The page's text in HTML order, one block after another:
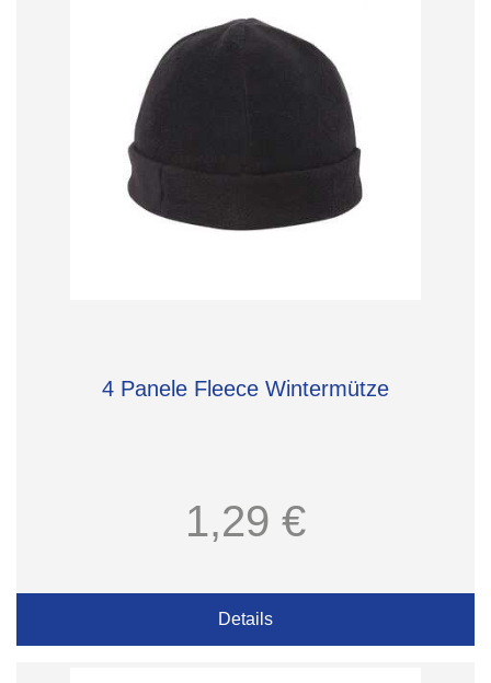
4 Panele Fleece Wintermütze
1,29 €
Details